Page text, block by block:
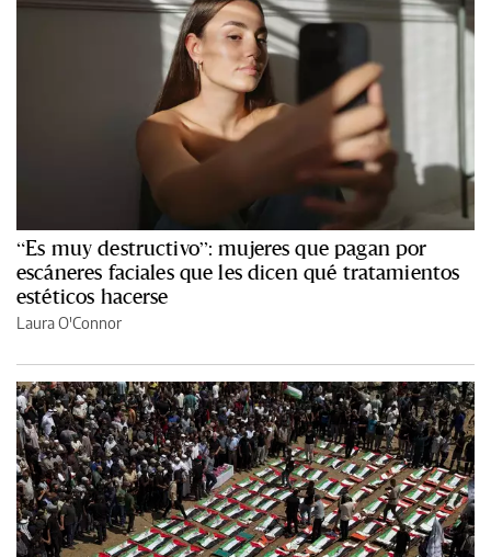
“Es muy destructivo”: mujeres que pagan por
escáneres faciales que les dicen qué tratamientos
estéticos hacerse
Laura O'Connor